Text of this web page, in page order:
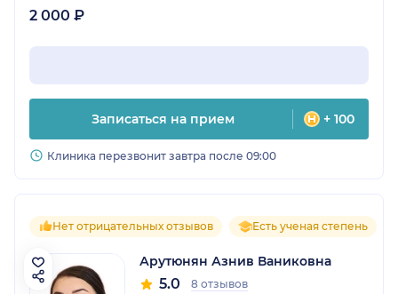
2 000 ₽
Записаться на прием + 100
Клиника перезвонит завтра после 09:00
Нет отрицательных отзывов Есть ученая степень
Арутюнян Азнив Ваниковна
5.0 8 отзывов